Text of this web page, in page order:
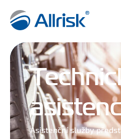
Asistenční služby